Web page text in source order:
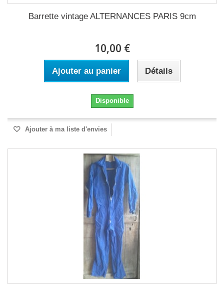
Barrette vintage ALTERNANCES PARIS 9cm
10,00 €
Ajouter au panier Détails
Disponible
Ajouter à ma liste d'envies